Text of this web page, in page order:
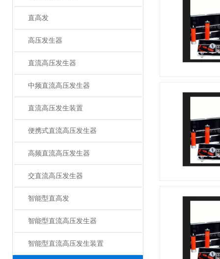
直高发
高压发生器
直流高压发生器
中频直流高压发生器
直流高压发生装置
便携式直流高压发生器
高频直流高压发生器
交直流高压发生器
智能型直高发
智能型直流高压发生器
智能型直流高压发生装置